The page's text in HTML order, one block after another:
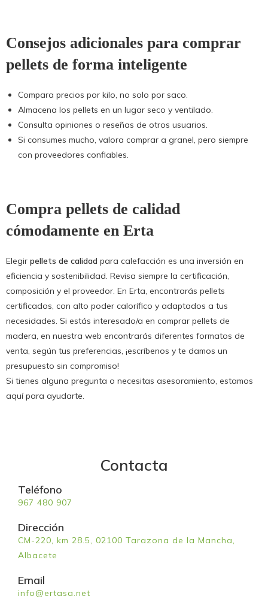
Consejos adicionales para comprar
pellets de forma inteligente
Compara precios por kilo, no solo por saco.
Almacena los pellets en un lugar seco y ventilado.
Consulta opiniones o reseñas de otros usuarios.
Si consumes mucho, valora comprar a granel, pero siempre
con proveedores confiables.
Compra pellets de calidad
cómodamente en Erta
Elegir pellets de calidad para calefacción es una inversión en
eficiencia y sostenibilidad. Revisa siempre la certificación,
composición y el proveedor. En Erta, encontrarás pellets
certificados, con alto poder calorífico y adaptados a tus
necesidades. Si estás interesado/a en comprar pellets de
madera, en nuestra web encontrarás diferentes formatos de
venta, según tus preferencias, ¡escríbenos y te damos un
presupuesto sin compromiso!
Si tienes alguna pregunta o necesitas asesoramiento, estamos
aquí para ayudarte.
Contacta
Teléfono
967 480 907
Dirección
CM-220, km 28.5, 02100 Tarazona de la Mancha,
Albacete
Email
info@ertasa.net